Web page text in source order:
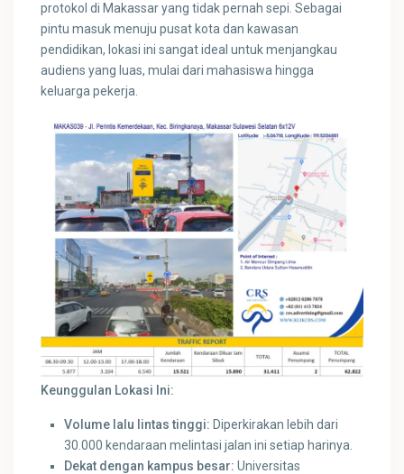
protokol di Makassar yang tidak pernah sepi. Sebagai
pintu masuk menuju pusat kota dan kawasan
pendidikan, lokasi ini sangat ideal untuk menjangkau
audiens yang luas, mulai dari mahasiswa hingga
keluarga pekerja.
Keunggulan Lokasi Ini:
Volume lalu lintas tinggi: Diperkirakan lebih dari
30.000 kendaraan melintasi jalan ini setiap harinya.
Dekat dengan kampus besar: Universitas